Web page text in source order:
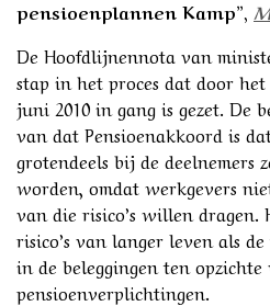
pensioenplannen Kamp”,
De Hoofdlijnennota van
stap in het proces dat door
juni 2010 in gang is gezet. De
van dat Pensioenakkoord is
grotendeels bij de deelnemers
worden, omdat werkgevers
van die risico’s willen dragen.
risico’s van langer leven als
in de beleggingen ten opzichte
pensioenverplichtingen.